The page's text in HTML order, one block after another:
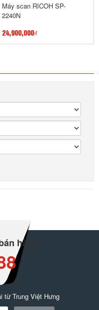
Máy scan RICOH SP-
2240N
24,900,000₫
hàng
từ Trung Việt Hưng